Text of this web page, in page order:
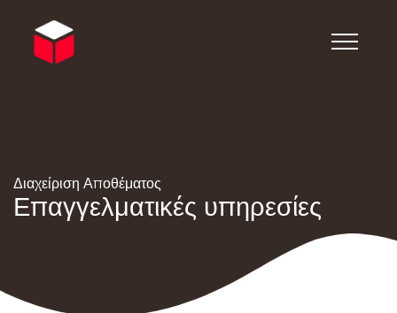
Διαχείριση Αποθέματος
Επαγγελματικές υπηρεσίες